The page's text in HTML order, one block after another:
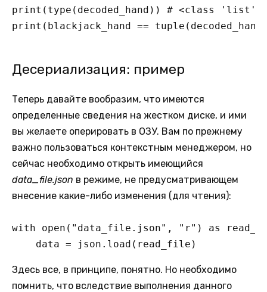
print(type(decoded_hand)) # <class 'list'>
print(blackjack_hand ==
Десериализация: пример
Теперь давайте вообразим, что имеются
определенные сведения на жестком диске, и ими
вы желаете оперировать в ОЗУ. Вам по прежнему
важно пользоваться контекстным менеджером, но
сейчас необходимо открыть имеющийся
data_file.json в режиме, не предусматривающем
внесение какие-либо изменения (для чтения):
with open("data_file.json", "r") as
data = json.load(read_file)
Здесь все, в принципе, понятно. Но необходимо
помнить, что вследствие выполнения данного